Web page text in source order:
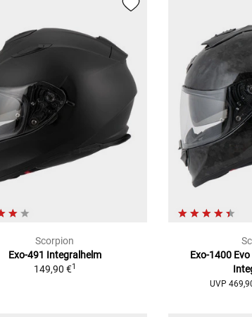
Scorpion
Exo-491 Integralhelm
149,90 €1
Exo-1400
UVP